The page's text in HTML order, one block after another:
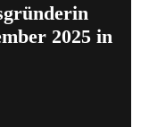
2025 in